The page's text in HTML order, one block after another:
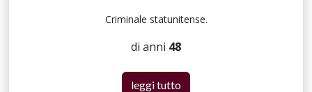
Criminale statunitense.
di anni 48
leggi tutto